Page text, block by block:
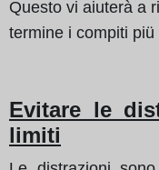
Questo vi aiuterà a
termine i compiti piü
Evitare le
limiti